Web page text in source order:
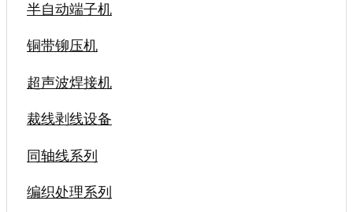
半自动端子机
铜带铆压机
超声波焊接机
裁线剥线设备
同轴线系列
编织处理系列